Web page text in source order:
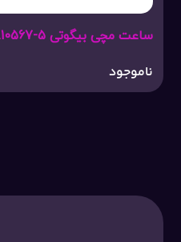
ساعت مچی بیگوتی BG.1.10567-3
ناموجود